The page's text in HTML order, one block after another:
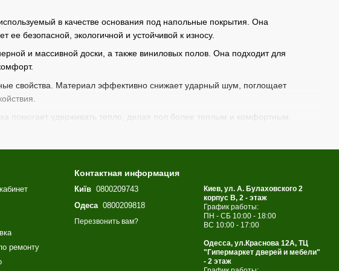
в качестве основания под напольные покрытия. Она
ее безопасной, экологичной и устойчивой к износу.
и массивной доски, а также виниловых полов. Она подходит для
свойства. Материал эффективно снижает ударный шум, поглощает
помогает удерживать тепло, делая пол более теплым и комфортным,
основания, снижает нагрузку на замковые соединения напольного
современных систем монтажа. При соблюдении рекомендаций
пола.
обязательную сертификацию ЕС
, подтверждающую соответствие
тихую и комфортную основу для напольного покрытия.
ремонту
Контактная информация
Київ 0800209743
Одеса0800209818
Перезвонить вам?
Киев, ул. А. Булаховского 2
корпус B, 2 - этаж
График работы:
ПН - СБ 10:00 - 18:00
ВС 10:00 - 17:00
Одесса, ул.Краснова 12А, ТЦ
"Гипермаркет дверей и мебели"
- 2 этаж